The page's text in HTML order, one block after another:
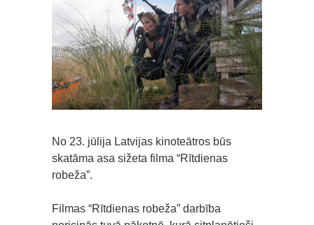
No 23. jūlija Latvijas kinoteātros būs
skatāma asa sižeta filma “Rītdienas
robeža”.
Filmas “Rītdienas robeža” darbība